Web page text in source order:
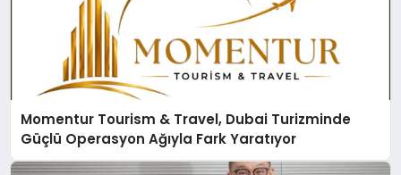
Momentur Tourism & Travel, Dubai Turizminde
Güçlü Operasyon Ağıyla Fark Yaratıyor